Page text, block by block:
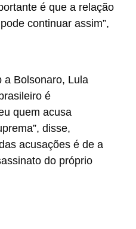
é que a relação
continuar assim”,
a Bolsonaro, Lula
é
quem acusa
disse,
acusações é de a
do próprio